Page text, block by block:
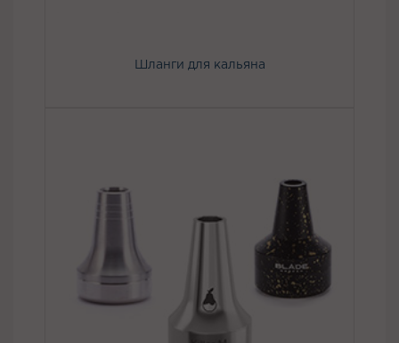
Шланги для кальяна